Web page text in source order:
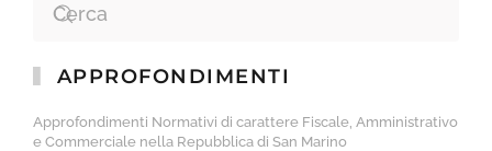
APPROFONDIMENTI
Approfondimenti Normativi di carattere Fiscale, Amministrativo
e Commerciale nella Repubblica di San Marino